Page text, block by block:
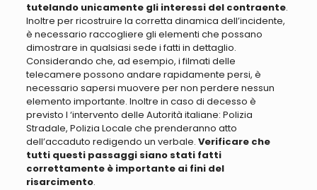
tutelando unicamente gli interessi del contraente.
Inoltre per ricostruire la corretta dinamica dell’incidente,
è necessario raccogliere gli elementi che possano
dimostrare in qualsiasi sede i fatti in dettaglio.
Considerando che, ad esempio, i filmati delle
telecamere possono andare rapidamente persi, è
necessario sapersi muovere per non perdere nessun
elemento importante. Inoltre in caso di decesso è
previsto l ‘intervento delle Autorità italiane: Polizia
Stradale, Polizia Locale che prenderanno atto
dell’accaduto redigendo un verbale. Verificare che
tutti questi passaggi siano stati fatti
correttamente è importante ai fini del
risarcimento.